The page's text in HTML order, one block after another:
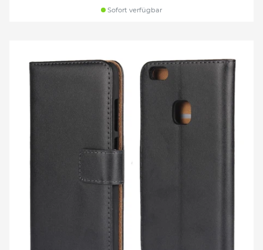
Sofort verfügbar